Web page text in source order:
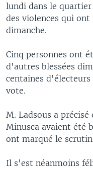
lundi dans le
des violences qui
dimanche.
Cinq personnes ont
d'autres blessées
centaines
vote.
M. Ladsous a précisé
Minusca avaient été
ont marqué le
Il s'est néanmoins